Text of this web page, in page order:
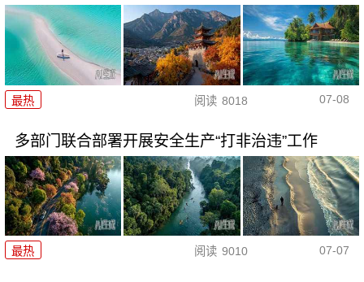
最热 阅读 8018 07-08
多部门联合部署开展安全生产“打非治违”工作
最热 阅读 9010 07-07